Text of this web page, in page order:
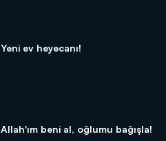
Yeni ev heyecanı!
Allah'ım beni al, oğlumu bağışla!